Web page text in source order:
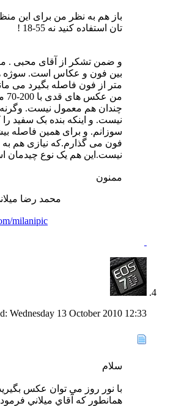
تان استفاده کنید نه 55-18 !
و ضمن تشکر از آقای محبی .
چندان هم معمول نیست. وگرنه
نیست. و اینکه بنده بک سفید را
سوزانم. و برای همین فاصله
فون می گذارم.که نیازی هم به
نیست.این هم یک نوع چیدمان
ممنون
محمد رضا
milanipic
Wednesday 13 October 2010 12:33
سلام
با نور روز مي توان عكس
همانطور كه آقاي ميلاني فرمودن